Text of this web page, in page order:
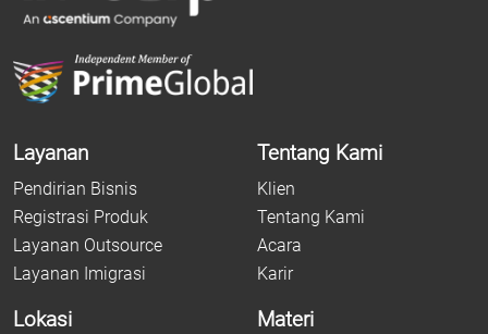
Layanan
Pendirian Bisnis
Registrasi Produk
Layanan Outsource
Layanan Imigrasi
Tentang Kami
Klien
Tentang Kami
Acara
Karir
Lokasi Materi